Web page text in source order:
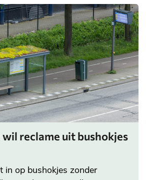
reclame uit bushokjes
in op bushokjes zonder